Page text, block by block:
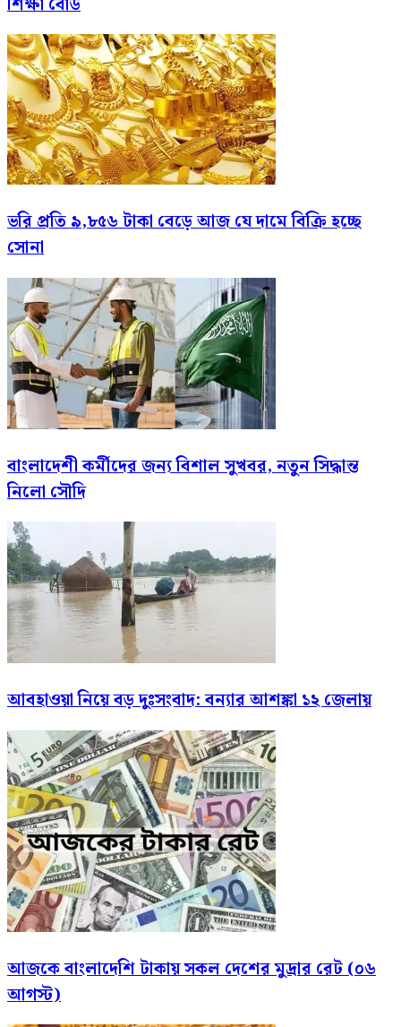
ভরি প্রতি ৯,৮৫৬ টাকা বেড়ে আজ যে দামে বিক্রি হচ্ছে
সোনা
বাংলাদেশী কর্মীদের জন্য বিশাল সুখবর, নতুন সিদ্ধান্ত
নিলো সৌদি
আবহাওয়া নিয়ে বড় দুঃসংবাদ: বন্যার আশঙ্কা ১২ জেলায়
আজকে বাংলাদেশি টাকায় সকল দেশের মুদ্রার রেট (০৬
আগস্ট)